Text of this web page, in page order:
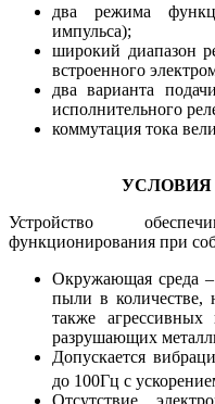
два режима
импульса);
широкий диапазон
встроенного
два варианта
исполнительного
коммутация тока
УСЛОВИЯ
Устройство
функционирования при
Окружающая среда –
пыли в количестве,
также
разрушающих
Допускается
до 100Гц с
Отсутствие